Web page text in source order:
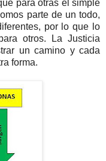
para otras el simple
parte de un todo,
por lo que lo
otros. La Justicia
un camino y cada
forma.